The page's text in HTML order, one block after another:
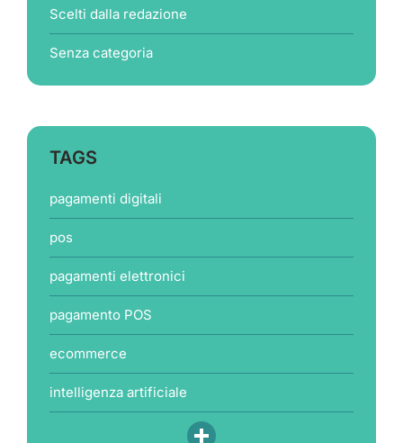
Scelti dalla redazione
Senza categoria
TAGS
pagamenti digitali
pos
pagamenti elettronici
pagamento POS
ecommerce
intelligenza artificiale